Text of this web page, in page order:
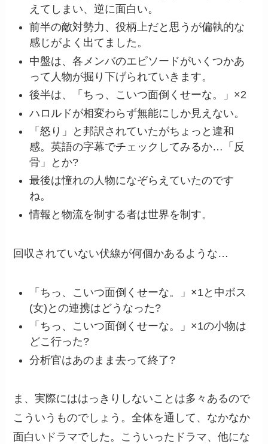
えてしまい、逆に面白い。
前半の敵対勢力、役柄上だと思うが偏執的な
感じがよく出てました。
中盤は、各メンバのエピソードがいくつかあ
って人物が掘り下げられていきます。
後半は、「ちっ、こいつ面倒くせーな。」×2
ハロルドが相変わらず無能にしか見えない。
「怒り」と邦訳されていたがちょっと違和
感。英語の字幕でチェックしてみるか…「反
骨」とか?
最後は憧れの人物になぞらえていたのです
ね。
情報と物流を制する者は世界を制す。
回収されていない伏線が何個かあるような…
「ちっ、こいつ面倒くせーな。」×1と中ボス
(女)との連携はどうなった?
「ちっ、こいつ面倒くせーな。」×1の小物は
どこ行った?
分析官はあのまま去って終了?
ま、実際にははっきりしないことは多々あるので
こういうものでしょう。全体を通して、なかなか
面白いドラマでした。こういったドラマ、他にな